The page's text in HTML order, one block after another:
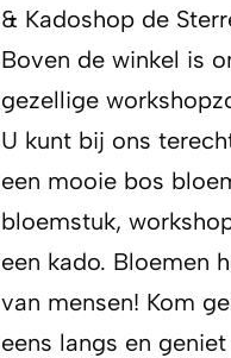
& Kadoshop de
Boven de winkel is
gezellige
U kunt bij ons
een mooie bos
bloemstuk,
een kado. Bloemen
van mensen! Kom
eens langs en